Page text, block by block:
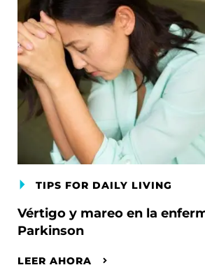
TIPS FOR DAILY LIVING
Vértigo y mareo en la
Parkinson
LEER AHORA